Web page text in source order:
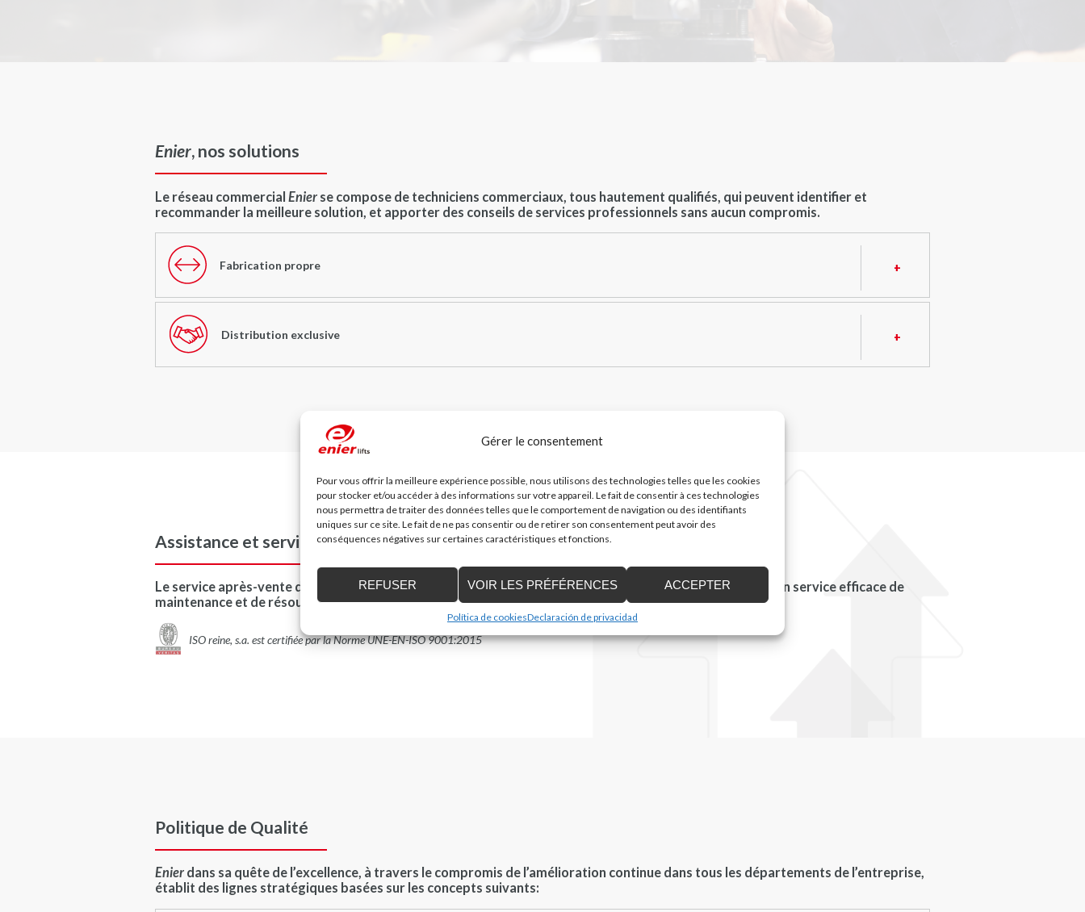
Gérer le consentement
Pour vous offrir la meilleure expérience possible, nous utilisons des technologies telles que les cookies
pour stocker et/ou accéder à des informations sur votre appareil. Le fait de consentir à ces technologies
nous permettra de traiter des données telles que le comportement de navigation ou des identifiants
uniques sur ce site. Le fait de ne pas consentir ou de retirer son consentement peut avoir des
conséquences négatives sur certaines caractéristiques et fonctions.
ACCEPTER
REFUSER VOIR LES PRÉFÉRENCES
Política de cookiesDeclaración de privacidad
Enier, nos solutions
Le réseau commercial Enier se compose de techniciens commerciaux, tous hautement qualifiés, qui peuvent identifier et
recommander la meilleure solution, et apporter des conseils de services professionnels sans aucun compromis.
Fabrication propre
Distribution exclusive
Assistance et service après-vente
Le service après-vente d’
et son réseau de distributeurs est au plus près de vous afin de vous offrir un service efficace de
maintenance et de résoudre n’importe quel incident dans les plus brefs délais.
ISO reine, s.a. est certifiée par la Norme UNE-EN-ISO 9001:2015
Politique de Qualité
Enier dans sa quête de l’excellence, à travers le compromis de l’amélioration continue dans tous les départements de l’entreprise,
établit des lignes stratégiques basées sur les concepts suivants: